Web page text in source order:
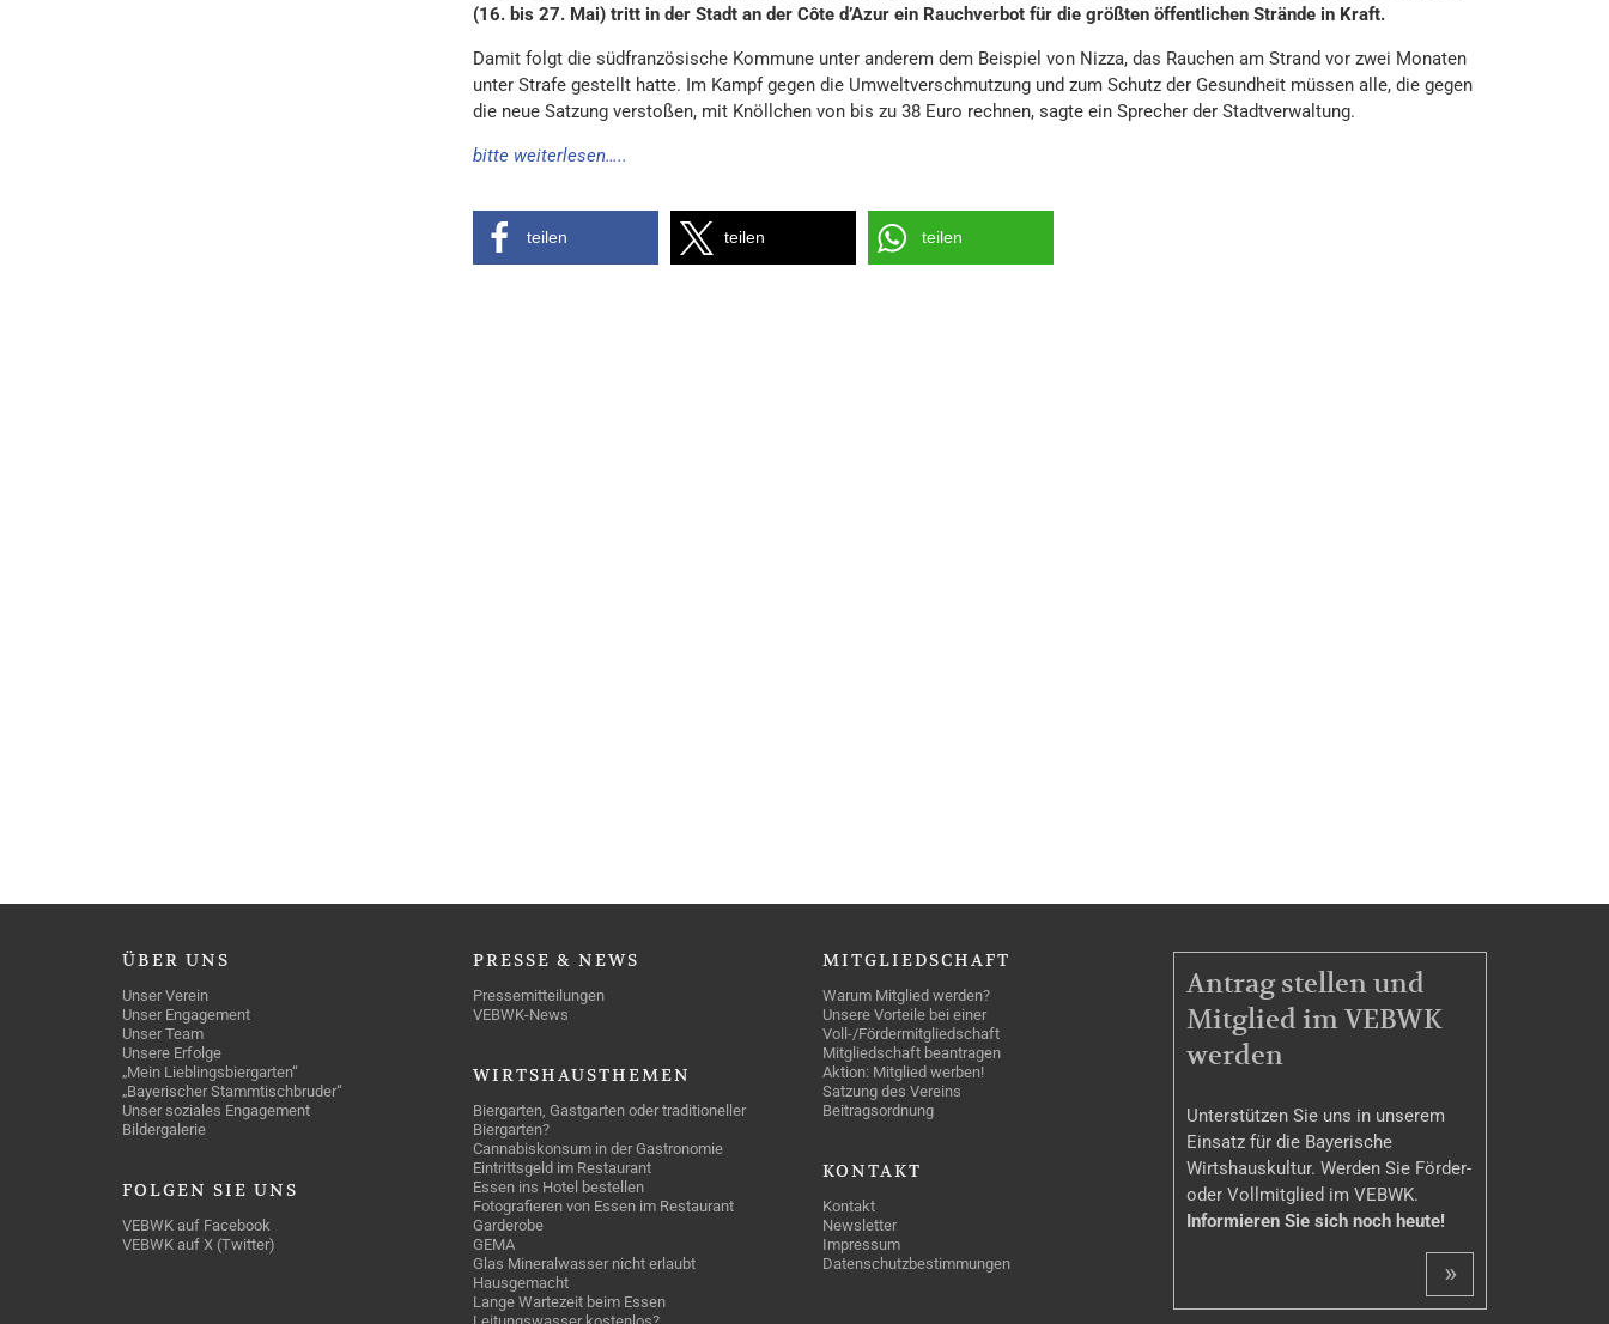
(16. bis 27. Mai) tritt in der Stadt an der Côte d’Azur ein Rauchverbot für die größten öffentlichen Strände in Kraft.
Damit folgt die südfranzösische Kommune unter anderem dem Beispiel von Nizza, das Rauchen am Strand vor zwei Monaten
unter Strafe gestellt hatte. Im Kampf gegen die Umweltverschmutzung und zum Schutz der Gesundheit müssen alle, die gegen
die neue Satzung verstoßen, mit Knöllchen von bis zu 38 Euro rechnen, sagte ein Sprecher der Stadtverwaltung.
bitte weiterlesen…..
teilen teilen teilen
ÜBER UNS
Unser Verein
Unser Engagement
Unser Team
Unsere Erfolge
„Mein Lieblingsbiergarten“
„Bayerischer Stammtischbruder“
Unser soziales Engagement
Bildergalerie
FOLGEN SIE UNS
VEBWK auf Facebook
VEBWK auf X (Twitter)
PRESSE & NEWS
Pressemitteilungen
VEBWK-News
WIRTSHAUSTHEMEN
Biergarten, Gastgarten oder traditioneller
Biergarten?
Cannabiskonsum in der Gastronomie
Eintrittsgeld im Restaurant
Essen ins Hotel bestellen
Fotografieren von Essen im Restaurant
Garderobe
GEMA
Glas Mineralwasser nicht erlaubt
Hausgemacht
Lange Wartezeit beim Essen
MITGLIEDSCHAFT
Warum Mitglied werden?
Unsere Vorteile bei einer
Voll-/Fördermitgliedschaft
Mitgliedschaft beantragen
Aktion: Mitglied werben!
Satzung des Vereins
Beitragsordnung
KONTAKT
Kontakt
Newsletter
Impressum
Datenschutzbestimmungen
MITGLIEDSCHAFT
Antrag stellen und
Mitglied im VEBWK
werden
Unterstützen Sie uns in unserem
Einsatz für die Bayerische
Wirtshauskultur. Werden Sie Förder-
oder Vollmitglied im VEBWK.
Informieren Sie sich noch heute!
»